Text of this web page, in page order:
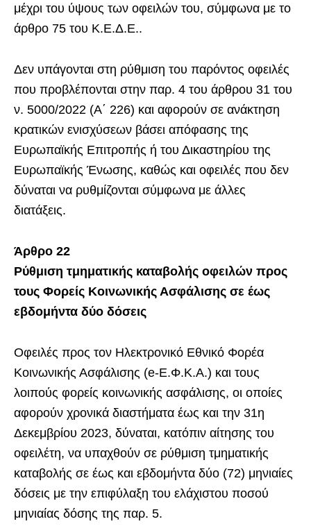
μέχρι του ύψους των οφειλών του, σύμφωνα με το
άρθρο 75 του Κ.Ε.Δ.Ε..
Δεν υπάγονται στη ρύθμιση του παρόντος οφειλές
που προβλέπονται στην παρ. 4 του άρθρου 31 του
ν. 5000/2022 (Α΄ 226) και αφορούν σε ανάκτηση
κρατικών ενισχύσεων βάσει απόφασης της
Ευρωπαϊκής Επιτροπής ή του Δικαστηρίου της
Ευρωπαϊκής Ένωσης, καθώς και οφειλές που δεν
δύναται να ρυθμίζονται σύμφωνα με άλλες
διατάξεις.
Άρθρο 22
Ρύθμιση τμηματικής καταβολής οφειλών προς
τους Φορείς Κοινωνικής Ασφάλισης σε έως
εβδομήντα δύο δόσεις
Οφειλές προς τον Ηλεκτρονικό Εθνικό Φορέα
Κοινωνικής Ασφάλισης (e-Ε.Φ.Κ.Α.) και τους
λοιπούς φορείς κοινωνικής ασφάλισης, οι οποίες
αφορούν χρονικά διαστήματα έως και την 31η
Δεκεμβρίου 2023, δύναται, κατόπιν αίτησης του
οφειλέτη, να υπαχθούν σε ρύθμιση τμηματικής
καταβολής σε έως και εβδομήντα δύο (72) μηνιαίες
δόσεις με την επιφύλαξη του ελάχιστου ποσού
μηνιαίας δόσης της παρ. 5.